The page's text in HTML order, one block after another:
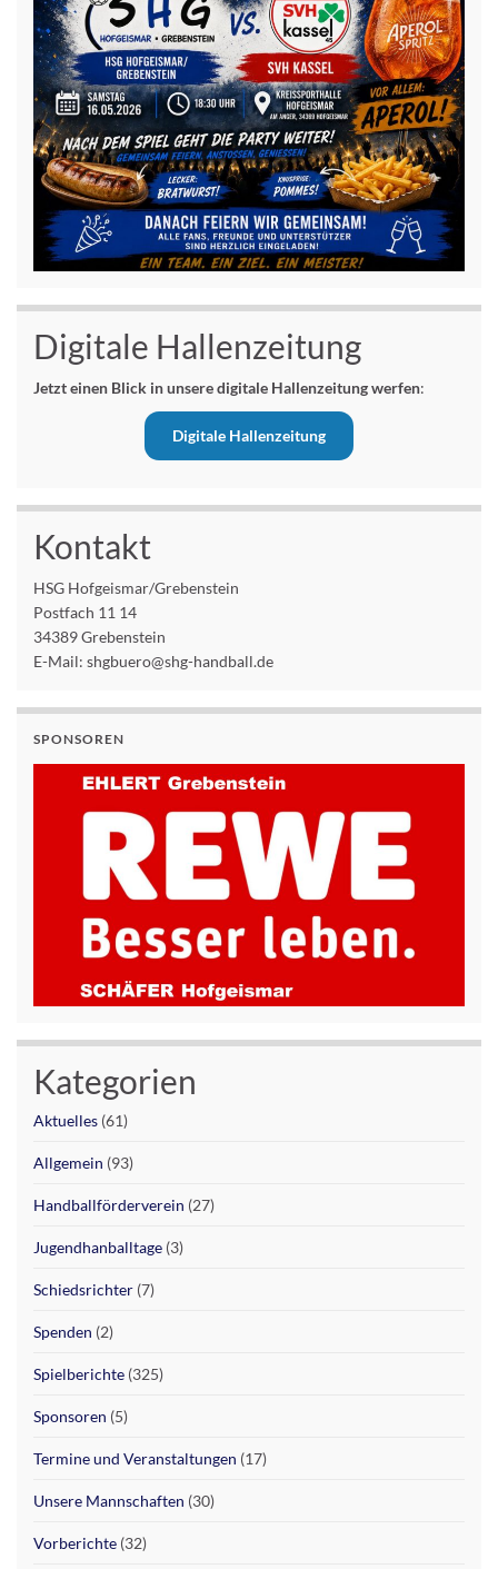
Digitale Hallenzeitung
Jetzt einen Blick in unsere digitale Hallenzeitung werfen:
Digitale Hallenzeitung
Kontakt
HSG Hofgeismar/Grebenstein
Postfach 11 14
34389 Grebenstein
E-Mail: shgbuero@shg-handball.de
SPONSOREN
Kategorien
Aktuelles (61)
Allgemein (93)
Handballförderverein (27)
Jugendhanballtage (3)
Schiedsrichter (7)
Spenden (2)
Spielberichte (325)
Sponsoren (5)
Termine und Veranstaltungen (17)
Unsere Mannschaften (30)
Vorberichte (32)